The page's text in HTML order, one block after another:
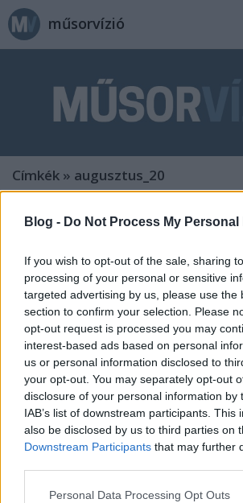
Blog - Do Not Process My
If you wish to opt-out of the sale, sharing
processing of your personal or sensitive
targeted advertising by us, please use the
section to confirm your selection. Please
opt-out request is processed you may
interest-based ads based on personal
us or personal information disclosed to
your opt-out. You may separately opt-out
disclosure of your personal information by
IAB’s list of downstream participants. This
also be disclosed by us to third parties on
Downstream Participants that may further
Please note that this website/app uses
Personal Data Processing Opt Outs
műsorvízió
Címkék » augusztus_20
tévében augusztus 20-án